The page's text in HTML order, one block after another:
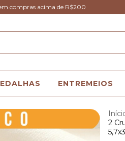
compras acima de R$200
ENTREMEIOS
2